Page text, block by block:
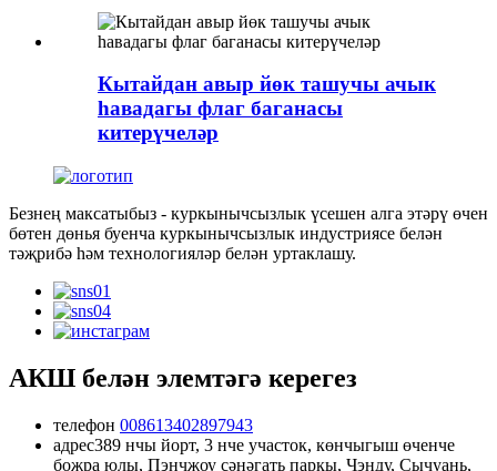
Кытайдан авыр йөк ташучы ачык
һавадагы флаг баганасы
китерүчеләр
Безнең максатыбыз - куркынычсызлык үсешен алга этәрү өчен
бөтен дөнья буенча куркынычсызлык индустриясе белән
тәҗрибә һәм технологияләр белән уртаклашу.
АКШ белән элемтәгә керегез
телефон 008613402897943
адрес389 нчы йорт, 3 нче участок, көнчыгыш өченче
боҗра юлы, Пэнчжоу сәнәгать паркы, Чэнду, Сычуань,